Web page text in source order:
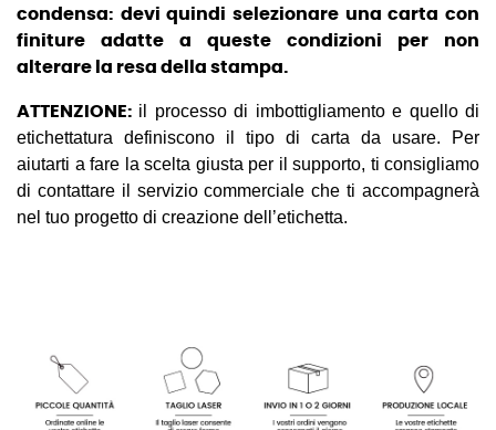
condensa: devi quindi selezionare una carta con
finiture adatte a queste condizioni per non
alterare la resa della stampa.
ATTENZIONE: il processo di imbottigliamento e quello di
etichettatura definiscono il tipo di carta da usare. Per
aiutarti a fare la scelta giusta per il supporto, ti consigliamo
di contattare il servizio commerciale che ti accompagnerà
nel tuo progetto di creazione dell’etichetta.